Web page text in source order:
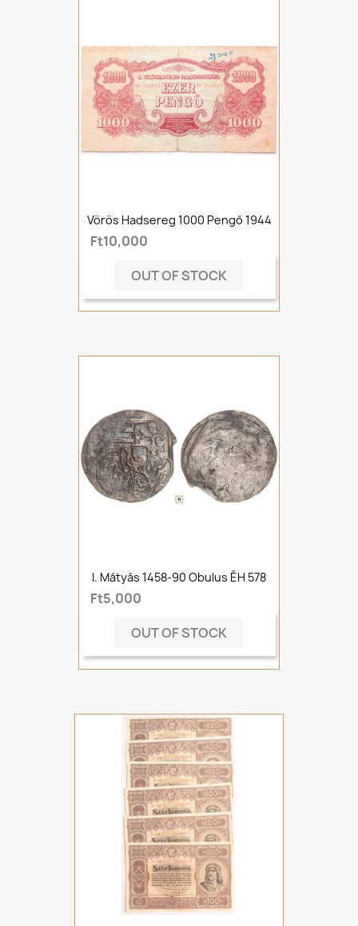
Vörös Hadsereg 1000 Pengő 1944
Ft10,000
OUT OF STOCK
I. Mátyás 1458-90 Obulus ÉH 578
Ft5,000
OUT OF STOCK